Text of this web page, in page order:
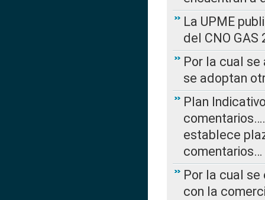
La UPME
del CNO
Por la cual
se adoptan
Plan
establece
comentarios…
Por la cual
con la